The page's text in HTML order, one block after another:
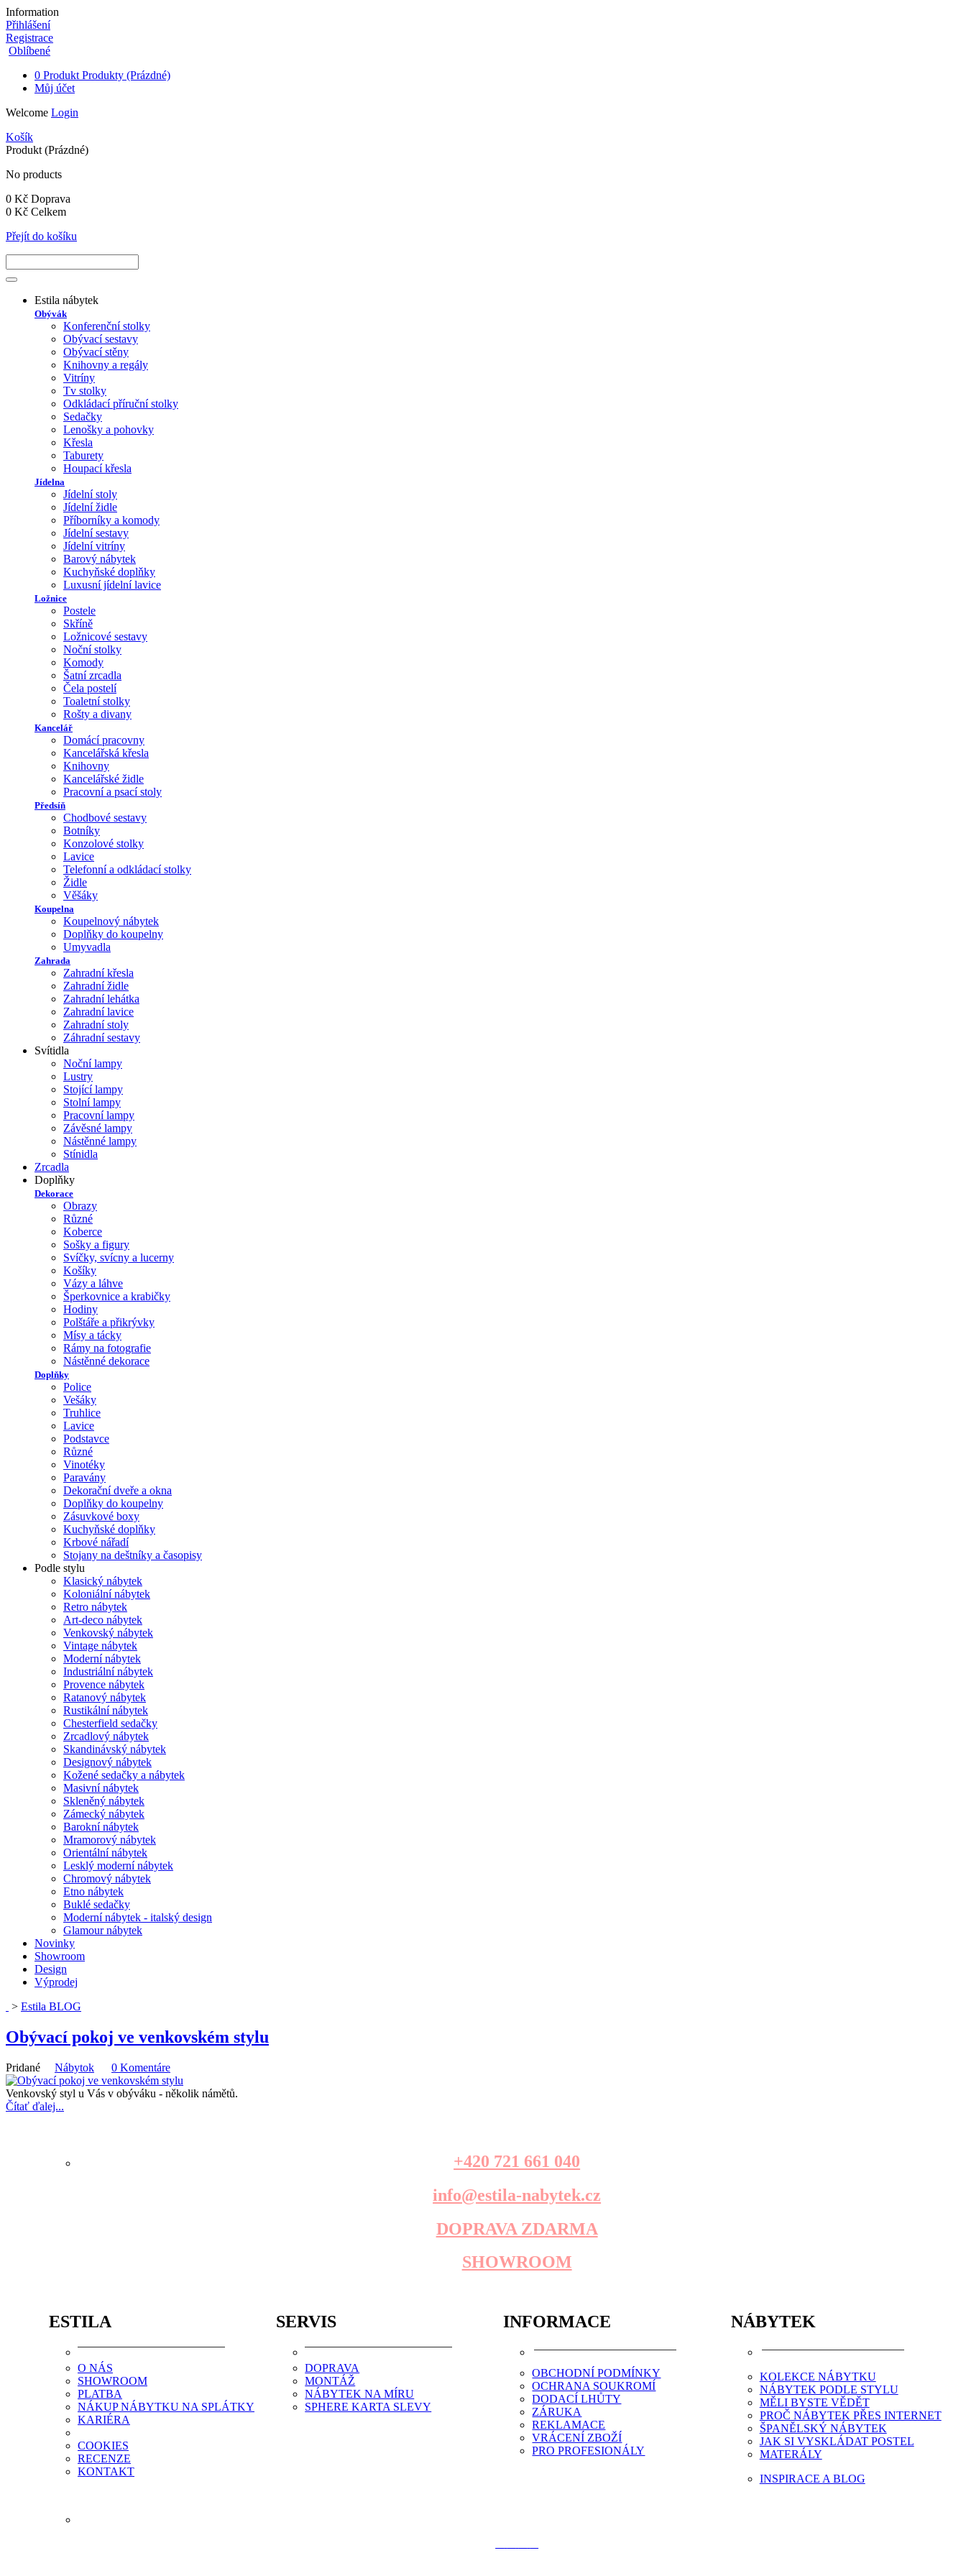
Information
Přihlášení
Registrace
Oblíbené
0 Produkt Produkty (Prázdné)
Můj účet
Welcome Login
Košík
Produkt (Prázdné)
No products
0 Kč Doprava
0 Kč Celkem
Přejít do košíku
Estila nábytek
Obývák
Konferenční stolky
Obývací sestavy
Obývací stěny
Knihovny a regály
Vitríny
Tv stolky
Odkládací příruční stolky
Sedačky
Lenošky a pohovky
Křesla
Taburety
Houpací křesla
Jídelna
Jídelní stoly
Jídelní židle
Příborníky a komody
Jídelní sestavy
Jídelní vitríny
Barový nábytek
Kuchyňské doplňky
Luxusní jídelní lavice
Ložnice
Postele
Skříně
Ložnicové sestavy
Noční stolky
Komody
Šatní zrcadla
Čela postelí
Toaletní stolky
Rošty a divany
Kancelář
Domácí pracovny
Kancelářská křesla
Knihovny
Kancelářské židle
Pracovní a psací stoly
Předsíň
Chodbové sestavy
Botníky
Konzolové stolky
Lavice
Telefonní a odkládací stolky
Židle
Věšáky
Koupelna
Koupelnový nábytek
Doplňky do koupelny
Umyvadla
Zahrada
Zahradní křesla
Zahradní židle
Zahradní lehátka
Zahradní lavice
Zahradní stoly
Záhradní sestavy
Svítidla
Noční lampy
Lustry
Stojící lampy
Stolní lampy
Pracovní lampy
Závěsné lampy
Nástěnné lampy
Stínidla
Zrcadla
Doplňky
Dekorace
Obrazy
Různé
Koberce
Sošky a figury
Svíčky, svícny a lucerny
Košíky
Vázy a láhve
Šperkovnice a krabičky
Hodiny
Polštáře a přikrývky
Mísy a tácky
Rámy na fotografie
Nástěnné dekorace
Doplňky
Police
Vešáky
Truhlice
Lavice
Podstavce
Různé
Vinotéky
Paravány
Dekorační dveře a okna
Doplňky do koupelny
Zásuvkové boxy
Kuchyňské doplňky
Krbové nářadí
Stojany na deštníky a časopisy
Podle stylu
Klasický nábytek
Koloniální nábytek
Retro nábytek
Art-deco nábytek
Venkovský nábytek
Vintage nábytek
Moderní nábytek
Industriální nábytek
Provence nábytek
Ratanový nábytek
Rustikální nábytek
Chesterfield sedačky
Zrcadlový nábytek
Skandinávský nábytek
Designový nábytek
Kožené sedačky a nábytek
Masivní nábytek
Skleněný nábytek
Zámecký nábytek
Barokní nábytek
Mramorový nábytek
Orientální nábytek
Lesklý moderní nábytek
Chromový nábytek
Etno nábytek
Buklé sedačky
Moderní nábytek - italský design
Glamour nábytek
Novinky
Showroom
Design
Výprodej
> Estila BLOG
Obývací pokoj ve venkovském stylu
Pridané Nábytok 0 Komentáre
Venkovský styl u Vás v obýváku - několik námětů.
Čítať ďalej...
+420 721 661 040
info@estila-nabytek.cz
DOPRAVA ZDARMA
SHOWROOM
ESTILA
O NÁS
SHOWROOM
PLATBA
NÁKUP NÁBYTKU NA SPLÁTKY
KARIÉRA
COOKIES
RECENZE
KONTAKT
SERVIS
DOPRAVA
MONTÁŽ
NÁBYTEK NA MÍRU
SPHERE KARTA SLEVY
INFORMACE
OBCHODNÍ PODMÍNKY
OCHRANA SOUKROMÍ
DODACÍ LHŮTY
ZÁRUKA
REKLAMACE
VRÁCENÍ ZBOŽÍ
PRO PROFESIONÁLY
NÁBYTEK
KOLEKCE NÁBYTKU
NÁBYTEK PODLE STYLU
MĚLI BYSTE VĚDĚT
PROČ NÁBYTEK PŘES INTERNET
ŠPANĚLSKÝ NÁBYTEK
JAK SI VYSKLÁDAT POSTEL
MATERÁLY
INSPIRACE A BLOG